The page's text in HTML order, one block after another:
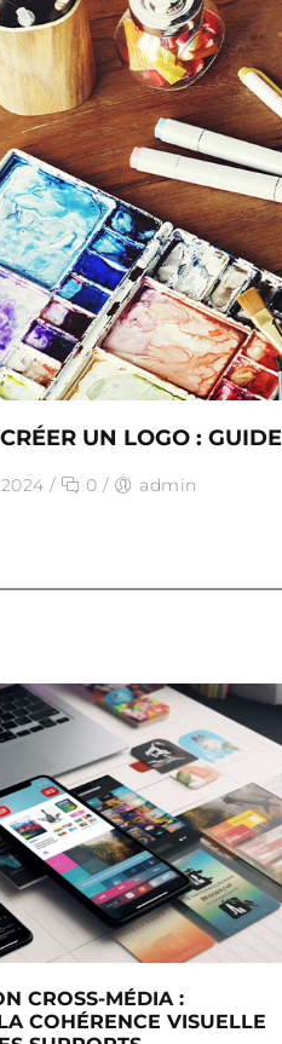
UN LOGO :
/ 0 / admin
CROSS-MÉDIA :
COHÉRENCE VISUELLE